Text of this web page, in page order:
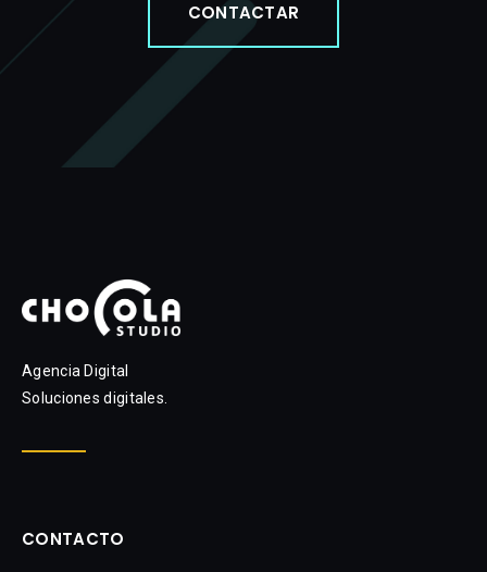
CONTACTAR
Agencia Digital
Soluciones digitales.
CONTACTO